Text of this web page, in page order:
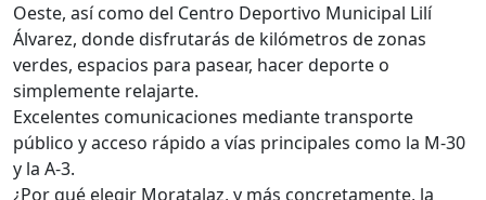
Oeste, así como del Centro Deportivo Municipal Lilí
Álvarez, donde disfrutarás de kilómetros de zonas
verdes, espacios para pasear, hacer deporte o
simplemente relajarte.
Excelentes comunicaciones mediante transporte
público y acceso rápido a vías principales como la M-30
y la A-3.
¿Por qué elegir Moratalaz, y más concretamente, la